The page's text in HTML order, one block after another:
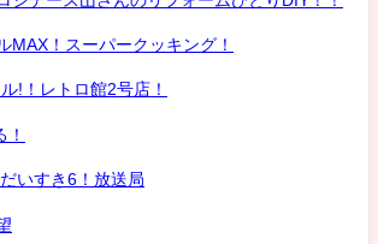
MAX！スーパークッキング！
!！レトロ館2号店！
いすき6！放送局